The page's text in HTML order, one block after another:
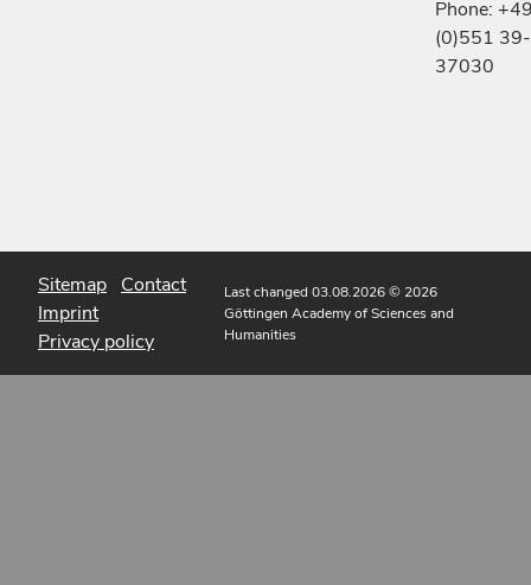
Phone:
(0)551 39-
37030
Sitemap Contact
Imprint
Privacy policy
Last changed 03.08.2026© 2026
Göttingen Academy of Sciences and
Humanities